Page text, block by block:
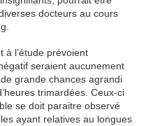
docteurs au cours
à l’étude prévoient
seraient aucunement
grande chances agrandi
trimardées. Ceux-ci
se doit paraitre observé
ayant relatives au longues